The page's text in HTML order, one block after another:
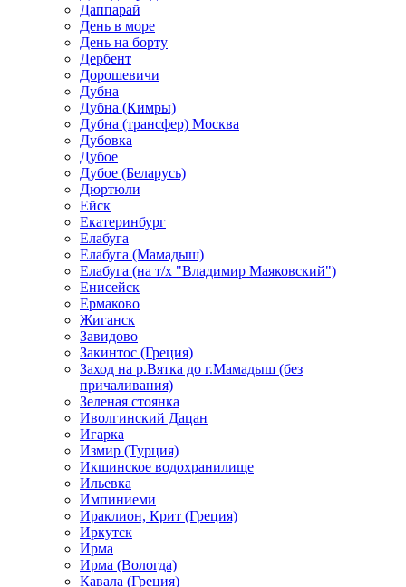
Даппарай
День в море
День на борту
Дербент
Дорошевичи
Дубна
Дубна (Кимры)
Дубна (трансфер) Москва
Дубовка
Дубое
Дубое (Беларусь)
Дюртюли
Ейск
Екатеринбург
Елабуга
Елабуга (Мамадыш)
Елабуга (на т/х "Владимир Маяковский")
Енисейск
Ермаково
Жиганск
Завидово
Закинтос (Греция)
Заход на р.Вятка до г.Мамадыш (без
причаливания)
Зеленая стоянка
Иволгинский Дацан
Игарка
Измир (Турция)
Икшинское водохранилище
Ильевка
Импиниеми
Ираклион, Крит (Греция)
Иркутск
Ирма
Ирма (Вологда)
Кавала (Греция)